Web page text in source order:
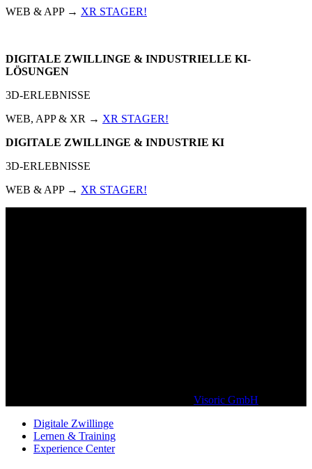
WEB & APP → XR STAGER!
DIGITALE ZWILLINGE & INDUSTRIELLE KI-
LÖSUNGEN
3D-ERLEBNISSE
WEB, APP & XR → XR STAGER!
DIGITALE ZWILLINGE & INDUSTRIE KI
3D-ERLEBNISSE
WEB & APP → XR STAGER!
Visoric GmbH
Digitale Zwillinge
Lernen & Training
Experience Center